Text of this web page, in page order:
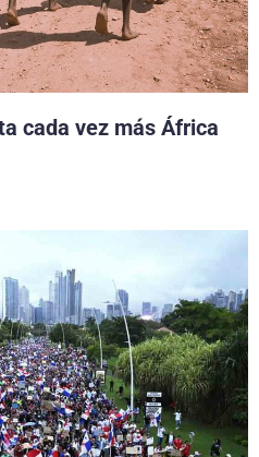
cada vez más África